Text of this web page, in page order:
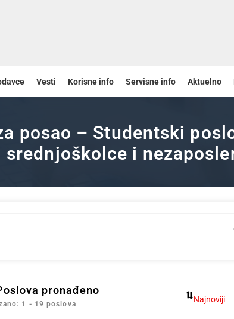
Vesti Korisne info Servisne info Aktuelno
posao – Studentski
srednjoškolce i
pronađeno
1 - 19 poslova